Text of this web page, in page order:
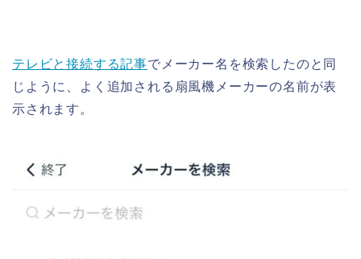
テレビと接続する記事でメーカー名を検索したのと同
じように、よく追加される扇風機メーカーの名前が表
示されます。